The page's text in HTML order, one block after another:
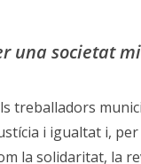
una societat
treballadors
i igualtat i,
la solidaritat, la